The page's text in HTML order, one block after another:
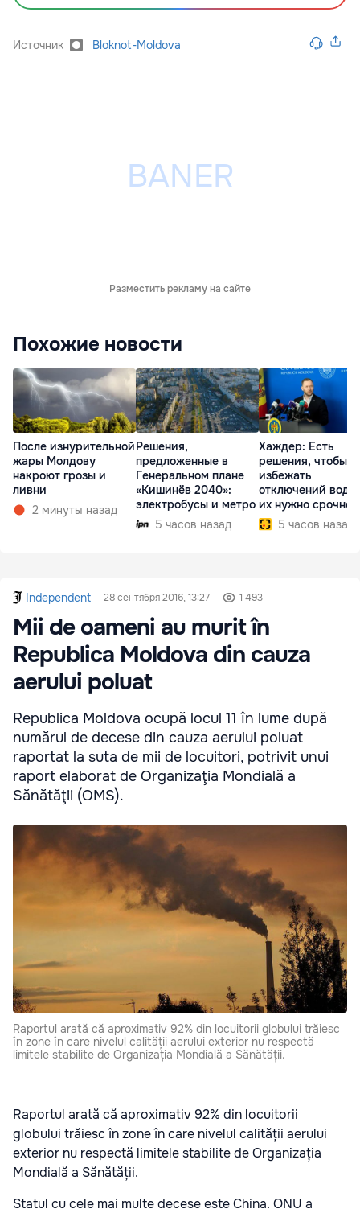
Источник Bloknot-Moldova
Разместить рекламу на сайте
Похожие новости
После изнурительной
жары Молдову
накроют грозы и
ливни
2 минуты назад
Решения,
предложенные в
Генеральном плане
«Кишинёв 2040»:
электробусы и метро
5 часов назад
Хаждер: Есть
решения, чтобы
избежать
отключений
их нужно срочно
внедрить
5 часов назад
Independent 28 сентября 2016, 13:27 1 493
Mii de oameni au murit în
Republica Moldova din cauza
aerului poluat
Republica Moldova ocupă locul 11 în lume după
numărul de decese din cauza aerului poluat
raportat la suta de mii de locuitori, potrivit unui
raport elaborat de Organizaţia Mondială a
Sănătăţii (OMS).
Raportul arată că aproximativ 92% din locuitorii globului trăiesc
în zone în care nivelul calității aerului exterior nu respectă
limitele stabilite de Organizația Mondială a Sănătății.
Raportul arată că aproximativ 92% din locuitorii
globului trăiesc în zone în care nivelul calității aerului
exterior nu respectă limitele stabilite de Organizația
Mondială a Sănătății.
Statul cu cele mai multe decese este China. ONU a